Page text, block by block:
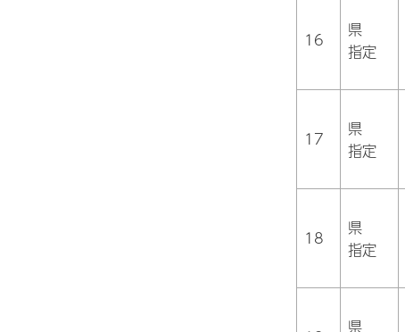
16
県
指定
17
県
指定
18
県
指定
県